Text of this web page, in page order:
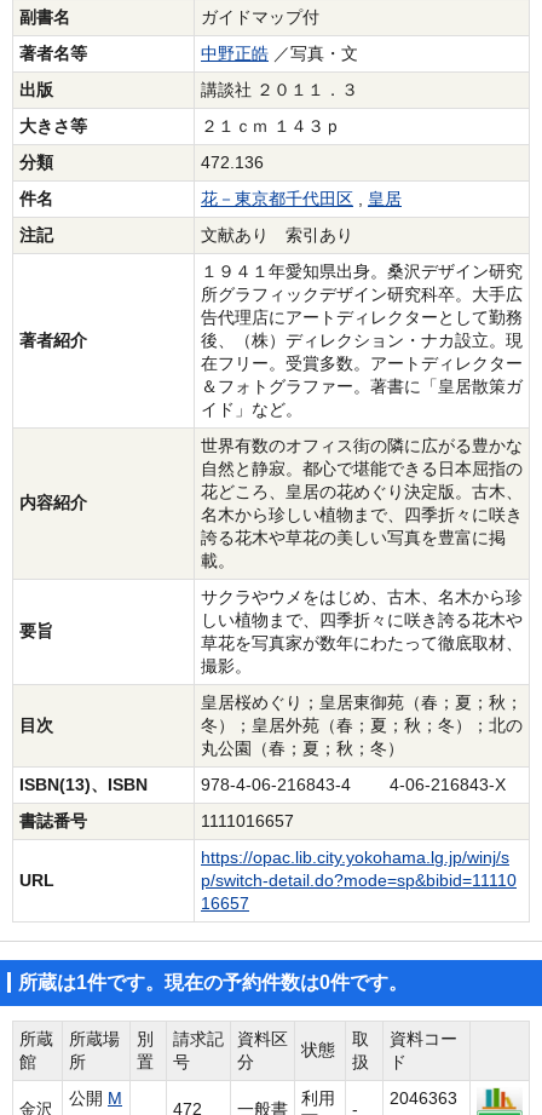
副書名
ガイドマップ付
著者名等
中野正皓 ／写真・文
出版
講談社 ２０１１．３
大きさ等
２１ｃｍ １４３ｐ
分類
472.136
件名
花－東京都千代田区 , 皇居
注記
文献あり 索引あり
著者紹介
１９４１年愛知県出身。桑沢デザイン研究
所グラフィックデザイン研究科卒。大手広
告代理店にアートディレクターとして勤務
後、（株）ディレクション・ナカ設立。現
在フリー。受賞多数。アートディレクター
＆フォトグラファー。著書に「皇居散策ガ
イド」など。
内容紹介
世界有数のオフィス街の隣に広がる豊かな
自然と静寂。都心で堪能できる日本屈指の
花どころ、皇居の花めぐり決定版。古木、
名木から珍しい植物まで、四季折々に咲き
誇る花木や草花の美しい写真を豊富に掲
載。
要旨
サクラやウメをはじめ、古木、名木から珍
しい植物まで、四季折々に咲き誇る花木や
草花を写真家が数年にわたって徹底取材、
撮影。
目次
皇居桜めぐり；皇居東御苑（春；夏；秋；
冬）；皇居外苑（春；夏；秋；冬）；北の
丸公園（春；夏；秋；冬）
ISBN(13)、ISBN
978-4-06-216843-4 4-06-216843-X
書誌番号
1111016657
URL
https://opac.lib.city.yokohama.lg.jp/winj/s
p/switch-detail.do?mode=sp&bibid=11110
16657
所蔵は1件です。現在の予約件数は0件です。
所蔵
館
所蔵場
所
別
置
請求記
号
資料区
分
状態
取
扱
資料コー
ド
金沢
公開 M
472 一般書
利用
-
2046363